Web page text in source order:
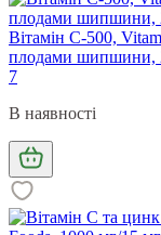
Вітамін С-500,
плодами шипшини,
7
В наявності